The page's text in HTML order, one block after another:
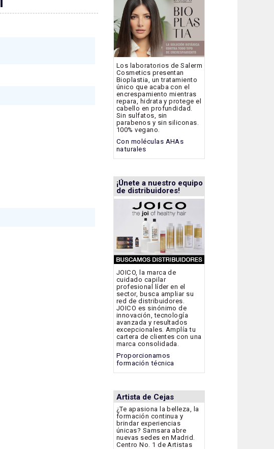
Los laboratorios de Salerm
Cosmetics presentan
Bioplastia, un tratamiento
único que acaba con el
encrespamiento mientras
repara, hidrata y protege el
cabello en profundidad.
Sin sulfatos, sin
parabenos y sin siliconas.
100% vegano.
Con moléculas AHAs
naturales
¡Únete a nuestro equipo
de distribuidores!
JOICO, la marca de
cuidado capilar
profesional líder en el
sector, busca ampliar su
red de distribuidores.
JOICO es sinónimo de
innovación, tecnología
avanzada y resultados
excepcionales. Amplía tu
cartera de clientes con una
marca consolidada.
Proporcionamos
formación técnica
Artista de Cejas
¿Te apasiona la belleza, la
formación continua y
brindar experiencias
únicas? Samsara abre
nuevas sedes en Madrid.
Centro No. 1 de Artistas